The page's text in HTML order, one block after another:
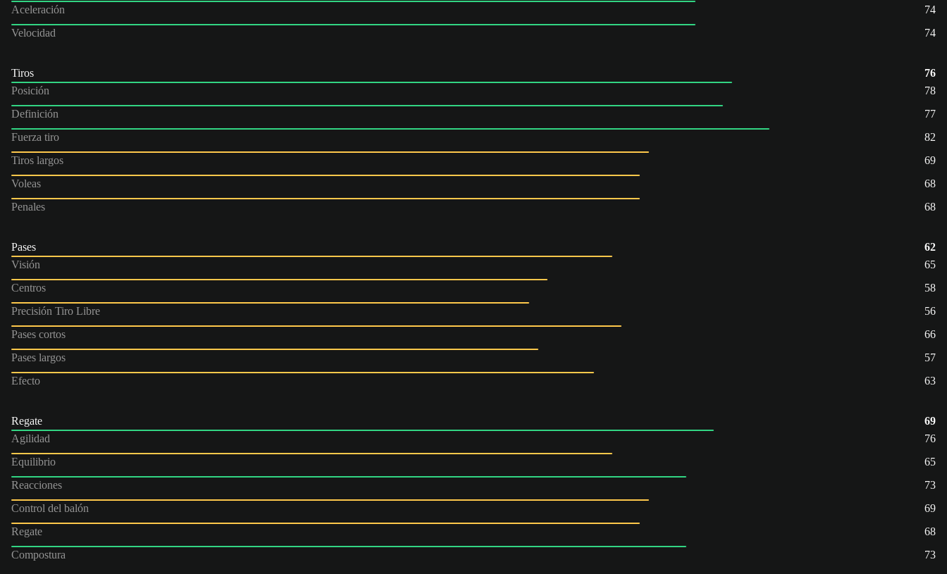
Aceleración
74
Velocidad
74
Tiros
76
Posición
78
Definición
77
Fuerza tiro
82
Tiros largos
69
Voleas
68
Penales
68
Pases
62
Visión
65
Centros
58
Precisión Tiro Libre
56
Pases cortos
66
Pases largos
57
Efecto
63
Regate
69
Agilidad
76
Equilibrio
65
Reacciones
73
Control del balón
69
Regate
68
Compostura
73